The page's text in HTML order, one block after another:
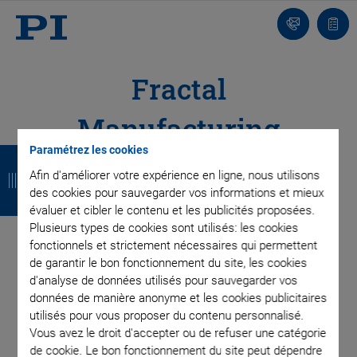
Paramétrez les cookies
Afin d'améliorer votre expérience en ligne, nous utilisons
des cookies pour sauvegarder vos informations et mieux
évaluer et cibler le contenu et les publicités proposées.
Plusieurs types de cookies sont utilisés: les cookies
fonctionnels et strictement nécessaires qui permettent
de garantir le bon fonctionnement du site, les cookies
d'analyse de données utilisés pour sauvegarder vos
données de manière anonyme et les cookies publicitaires
utilisés pour vous proposer du contenu personnalisé.
Vous avez le droit d'accepter ou de refuser une catégorie
de cookie. Le bon fonctionnement du site peut dépendre
Contact
Fractal
Manufacturing
Structure
Production Model for High Efficiency and High
Quality
Fast and flexible adaptation of production
processes and cycles to current needs
Fast implementation of customized solutions
R
e
t
o
u
r
R
e
t
o
u
r
R
e
t
o
u
r
R
e
t
o
u
r